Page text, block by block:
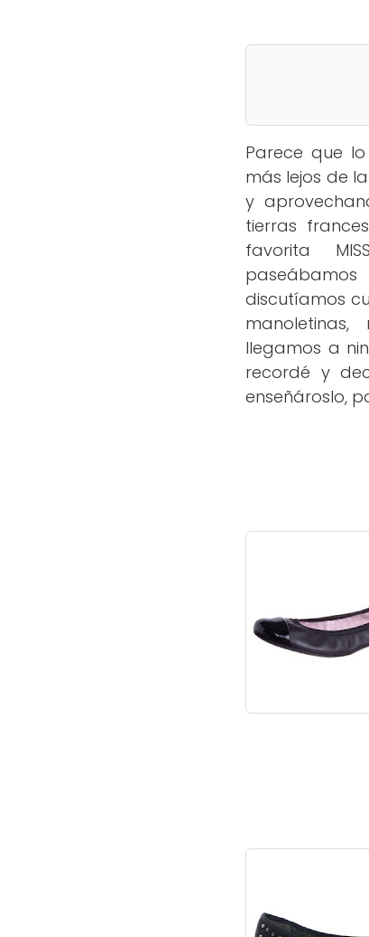
Parece que
más lejos de
y
tierras
favorita
discutíamos
llegamos a
recordé y
enseñároslo,